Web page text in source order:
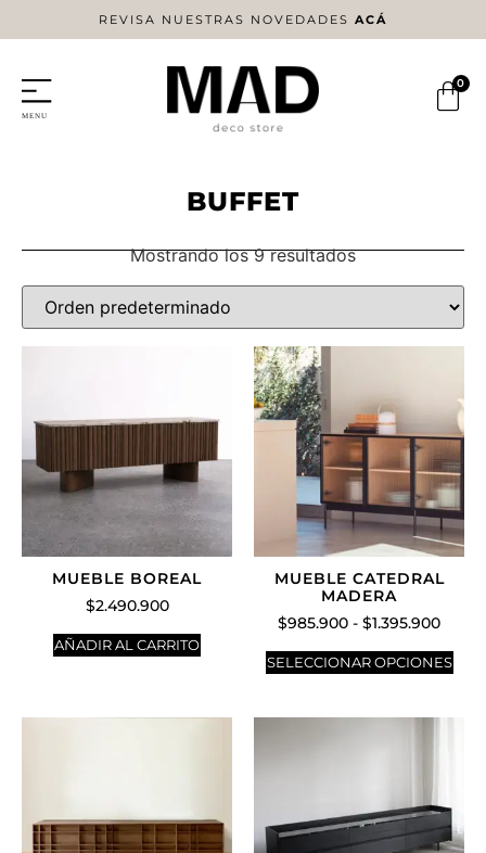
REVISA NUESTRAS NOVEDADES ACÁ
0
BUFFET
Mostrando los 9 resultados
MUEBLE BOREAL
$2.490.900
AÑADIR AL CARRITO
MUEBLE CATEDRAL
MADERA
$985.900 - $1.395.900
SELECCIONAR OPCIONES